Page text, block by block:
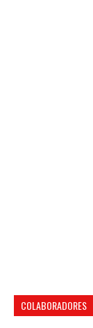
COLABORADORES